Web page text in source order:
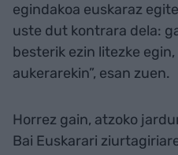
egindakoa euskaraz
uste dut kontrara dela:
besterik ezin litezke
aukerarekin”, esan zuen.
Horrez gain, atzoko
Bai Euskarari